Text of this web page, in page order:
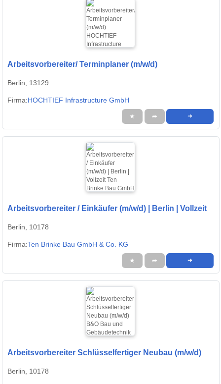
Arbeitsvorbereiter/ Terminplaner (m/w/d)
Berlin, 13129
Firma:HOCHTIEF Infrastructure GmbH
★ ➦ ➜
Arbeitsvorbereiter / Einkäufer (m/w/d) | Berlin | Vollzeit
Berlin, 10178
Firma:Ten Brinke Bau GmbH & Co. KG
★ ➦ ➜
Arbeitsvorbereiter Schlüsselfertiger Neubau (m/w/d)
Berlin, 10178